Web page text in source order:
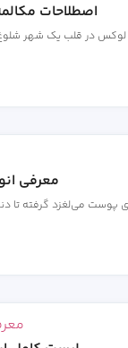
اصطلاحات
در قلب یک شهر شلوغ
معرفی
پوست می‌لغزد گرفته تا